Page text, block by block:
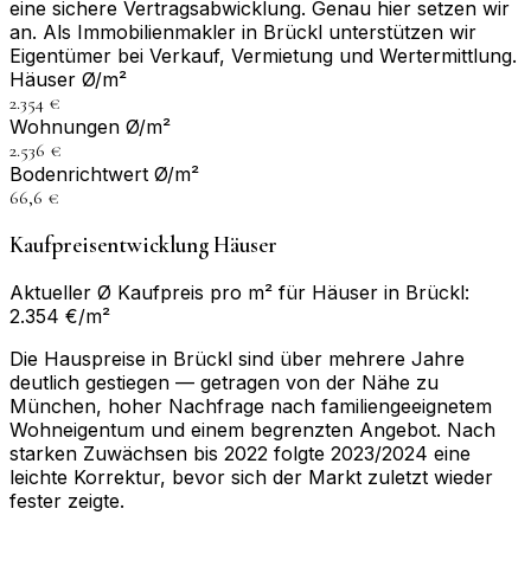
eine sichere Vertragsabwicklung. Genau hier setzen wir
an. Als Immobilienmakler in Brückl unterstützen wir
Eigentümer bei Verkauf, Vermietung und Wertermittlung.
Häuser Ø/m²
2.354 €
Wohnungen Ø/m²
2.536 €
Bodenrichtwert Ø/m²
66,6 €
Kaufpreisentwicklung Häuser
Aktueller Ø Kaufpreis pro m² für Häuser in Brückl:
2.354 €/m²
Die Hauspreise in Brückl sind über mehrere Jahre
deutlich gestiegen — getragen von der Nähe zu
München, hoher Nachfrage nach familiengeeignetem
Wohneigentum und einem begrenzten Angebot. Nach
starken Zuwächsen bis 2022 folgte 2023/2024 eine
leichte Korrektur, bevor sich der Markt zuletzt wieder
fester zeigte.